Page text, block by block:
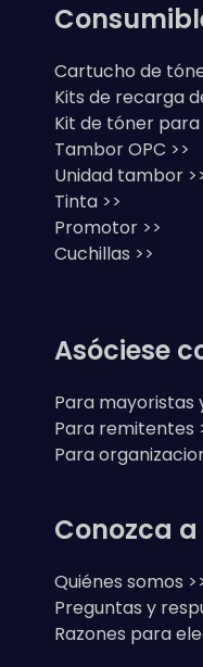
Cartucho de
Kits de recarga
Kit de tóner
Tambor OPC >>
Unidad tambor
Tinta >>
Promotor >>
Cuchillas >>
Asóciese
Para mayoristas
Para remitentes
Para
Conozca
Quiénes somos
Preguntas y
Razones para